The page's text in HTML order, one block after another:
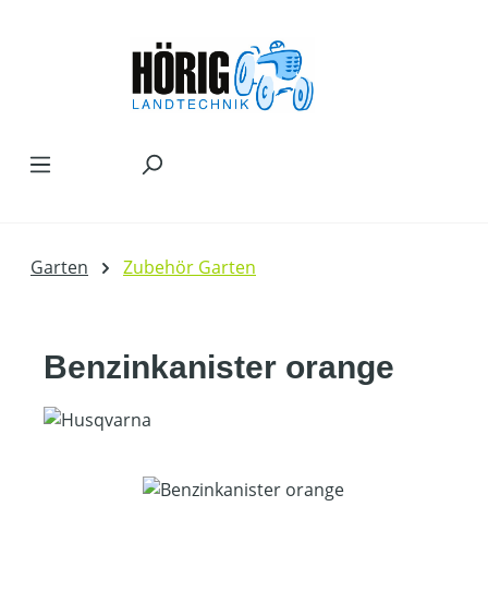
Garten Zubehör Garten
Benzinkanister orange
Bildergalerie überspringen